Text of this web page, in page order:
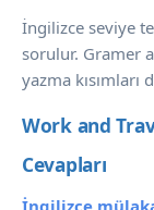
İngilizce seviye
sorulur. Gramer
yazma kısımları
Work and
Cevapları
İngilizce